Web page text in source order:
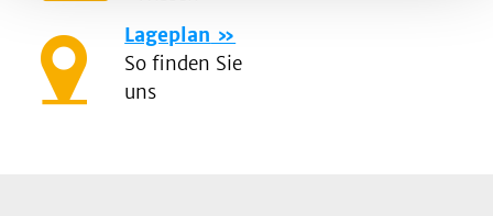
Lageplan
So finden Sie
uns